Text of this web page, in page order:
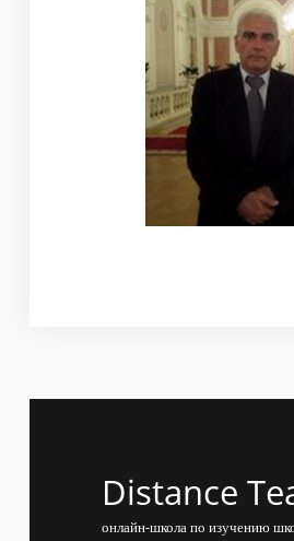
Distance
онлайн-школа по изучению